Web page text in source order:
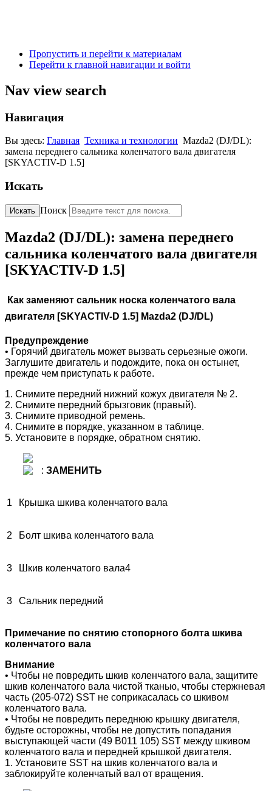
Пропустить и перейти к материалам
Перейти к главной навигации и войти
Nav view search
Навигация
Вы здесь: Главная Техника и технологии Mazda2 (DJ/DL):
замена переднего сальника коленчатого вала двигателя
[SKYACTIV-D 1.5]
Искать
Искать Поиск
Mazda2 (DJ/DL): замена переднего
сальника коленчатого вала двигателя
[SKYACTIV-D 1.5]
Как заменяют сальник носка коленчатого вала
двигателя [SKYACTIV-D 1.5] Mazda2 (DJ/DL)
Предупреждение
• Горячий двигатель может вызвать серьезные ожоги.
Заглушите двигатель и подождите, пока он остынет,
прежде чем приступать к работе.
1. Снимите передний нижний кожух двигателя № 2.
2. Снимите передний брызговик (правый).
3. Снимите приводной ремень.
4. Снимите в порядке, указанном в таблице.
5. Установите в порядке, обратном снятию.
: ЗАМЕНИТЬ
1 Крышка шкива коленчатого вала
2 Болт шкива коленчатого вала
3 Шкив коленчатого вала4
3 Сальник передний
Примечание по снятию стопорного болта шкива
коленчатого вала
Внимание
• Чтобы не повредить шкив коленчатого вала, защитите
шкив коленчатого вала чистой тканью, чтобы стержневая
часть (205-072) SST не соприкасалась со шкивом
коленчатого вала.
• Чтобы не повредить переднюю крышку двигателя,
будьте осторожны, чтобы не допустить попадания
выступающей части (49 B011 105) SST между шкивом
коленчатого вала и передней крышкой двигателя.
1. Установите SST на шкив коленчатого вала и
заблокируйте коленчатый вал от вращения.